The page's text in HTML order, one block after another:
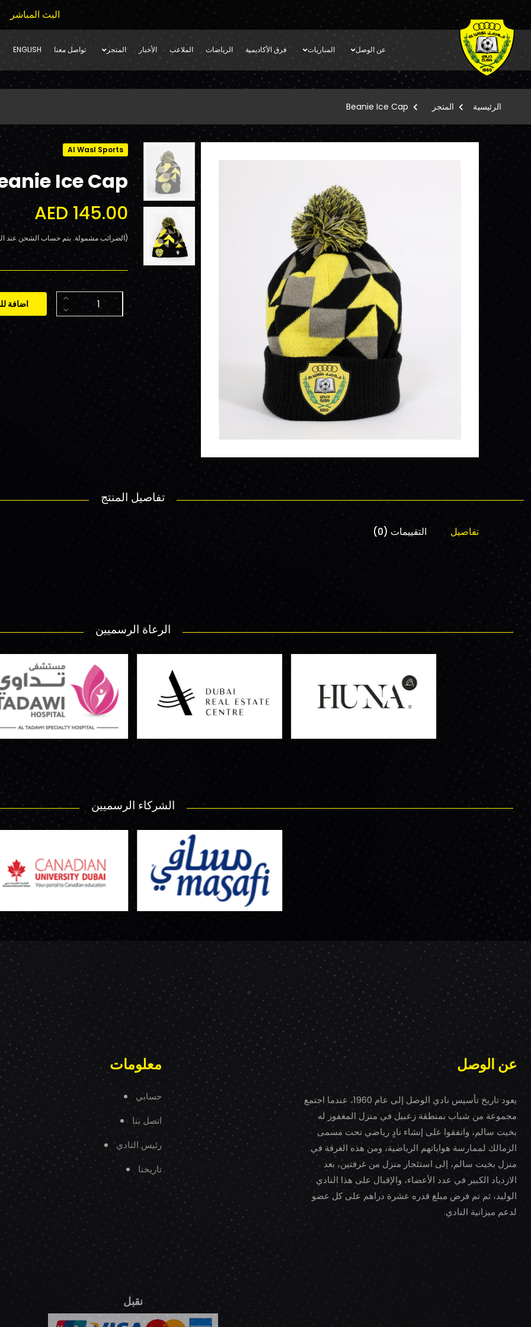
البث المباشر
عن الوصل المباريات فرق الأكاديمية الرياضات الملاعب الأخبار المتجر تواصل معنا ENGLISH
الرئيسية المتجر Beanie Ice Cap
Al Wasl Sports
Ice Cap
AED 145.00
(الضرائب مشمولة. يتم حساب الشحن عند
اضافة
تفاصيل المنتج
تفاصيل التقييمات (0)
الرعاة الرسميين
الشركاء الرسميين
عن الوصل
يعود تاريخ تأسيس نادي الوصل إلى عام 1960، عندما اجتمع
مجموعة من شباب بمنطقة زعبيل في منزل المغفور له
بخيت سالم، واتفقوا على إنشاء نادٍ رياضي تحت مسمى
الزمالك لممارسة هواياتهم الرياضية، ومن هذه الغرفة في
منزل بخيت سالم، إلى استئجار منزل من غرفتين، بعد
الازدياد الكبير في عدد الأعضاء، والإقبال على هذا النادي
الوليد، ثم تم فرض مبلغ قدره عشرة دراهم على كل عضو
لدعم ميزانية النادي.
معلومات
حسابي
اتصل بنا
رئيس النادي
تاريخنا
نقبل